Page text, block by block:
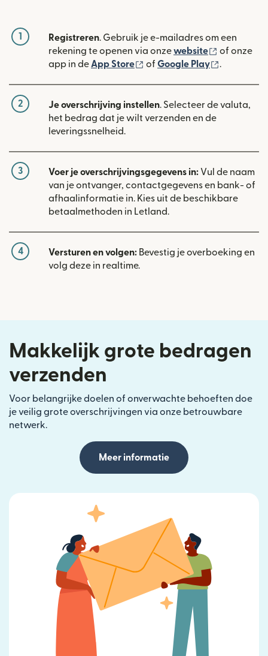
1 Registreren. Gebruik je e-mailadres om een
rekening te openen via onzewebsite (wordt
of onze
app in de App Store (wordt geopend in een
of Google Play .
2 Je overschrijving instellen. Selecteer de valuta,
het bedrag dat je wilt verzenden en de
leveringssnelheid.
3 Voer je overschrijvingsgegevens in: Vul de naam
van je ontvanger, contactgegevens en bank- of
afhaalinformatie in. Kies uit de beschikbare
betaalmethoden in Letland.
4 Versturen en volgen: Bevestig je overboeking en
volg deze in realtime.
Makkelijk grote bedragen
verzenden
Voor belangrijke doelen of onverwachte behoeften doe
je veilig grote overschrijvingen via onze betrouwbare
netwerk.
Meer informatie